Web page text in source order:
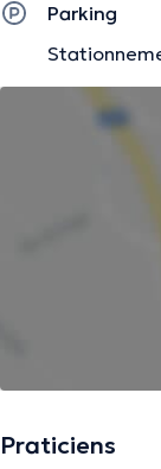
Parking
Praticiens